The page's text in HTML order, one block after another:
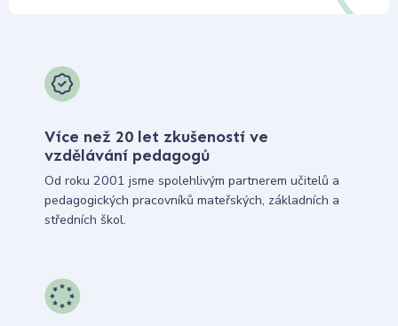
Více než 20 let zkušeností ve
vzdělávání pedagogů
Od roku 2001 jsme spolehlivým partnerem učitelů a
pedagogických pracovníků mateřských, základních a
středních škol.